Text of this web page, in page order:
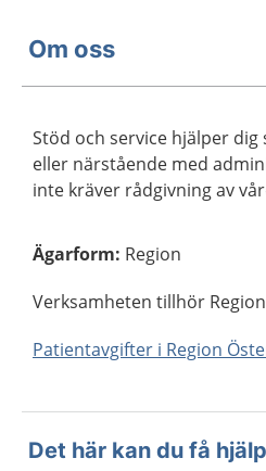
Om oss
Stöd och service hjälper
eller närstående med
inte kräver rådgivning av
Ägarform: Region
Verksamheten tillhör
Patientavgifter i Region
Det här kan du få